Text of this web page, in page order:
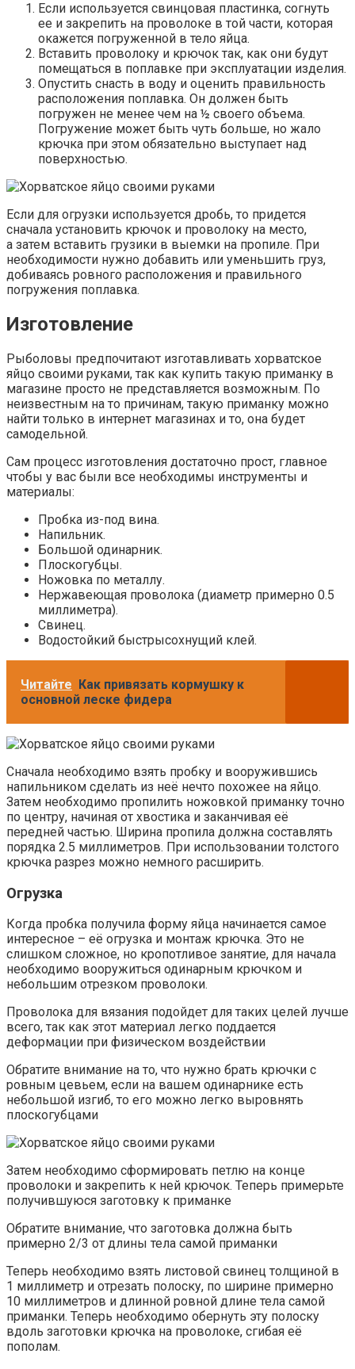
Если используется свинцовая пластинка, согнуть
ее и закрепить на проволоке в той части, которая
окажется погруженной в тело яйца.
Вставить проволоку и крючок так, как они будут
помещаться в поплавке при эксплуатации изделия.
Опустить снасть в воду и оценить правильность
расположения поплавка. Он должен быть
погружен не менее чем на ½ своего объема.
Погружение может быть чуть больше, но жало
крючка при этом обязательно выступает над
поверхностью.
Если для огрузки используется дробь, то придется
сначала установить крючок и проволоку на место,
а затем вставить грузики в выемки на пропиле. При
необходимости нужно добавить или уменьшить груз,
добиваясь ровного расположения и правильного
погружения поплавка.
Изготовление
Рыболовы предпочитают изготавливать хорватское
яйцо своими руками, так как купить такую приманку в
магазине просто не представляется возможным. По
неизвестным на то причинам, такую приманку можно
найти только в интернет магазинах и то, она будет
самодельной.
Сам процесс изготовления достаточно прост, главное
чтобы у вас были все необходимы инструменты и
материалы:
Пробка из-под вина.
Напильник.
Большой одинарник.
Плоскогубцы.
Ножовка по металлу.
Нержавеющая проволока (диаметр примерно 0.5
миллиметра).
Свинец.
Водостойкий быстрысохнущий клей.
Читайте Как привязать кормушку к
основной леске фидера
Сначала необходимо взять пробку и вооружившись
напильником сделать из неё нечто похожее на яйцо.
Затем необходимо пропилить ножовкой приманку точно
по центру, начиная от хвостика и заканчивая её
передней частью. Ширина пропила должна составлять
порядка 2.5 миллиметров. При использовании толстого
крючка разрез можно немного расширить.
Огрузка
Когда пробка получила форму яйца начинается самое
интересное – её огрузка и монтаж крючка. Это не
слишком сложное, но кропотливое занятие, для начала
необходимо вооружиться одинарным крючком и
небольшим отрезком проволоки.
Проволока для вязания подойдет для таких целей лучше
всего, так как этот материал легко поддается
деформации при физическом воздействии
Обратите внимание на то, что нужно брать крючки с
ровным цевьем, если на вашем одинарнике есть
небольшой изгиб, то его можно легко выровнять
плоскогубцами
Затем необходимо сформировать петлю на конце
проволоки и закрепить к ней крючок. Теперь примерьте
получившуюся заготовку к приманке
Обратите внимание, что заготовка должна быть
примерно 2/3 от длины тела самой приманки
Теперь необходимо взять листовой свинец толщиной в
1 миллиметр и отрезать полоску, по ширине примерно
10 миллиметров и длинной ровной длине тела самой
приманки. Теперь необходимо обернуть эту полоску
вдоль заготовки крючка на проволоке, сгибая её
пополам.